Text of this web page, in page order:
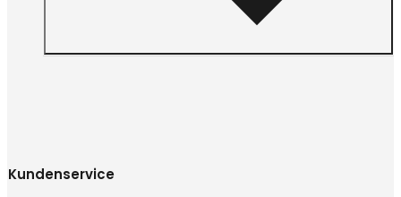
Kundenservice